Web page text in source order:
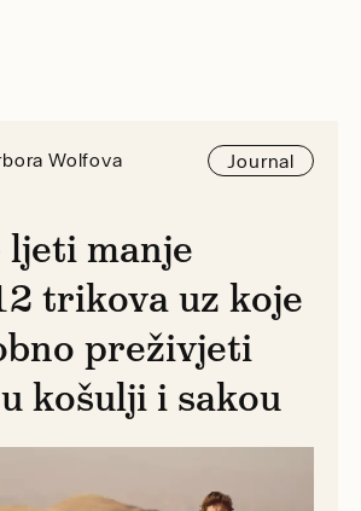
Wolfova Journal
ljeti manje
trikova uz koje
preživjeti
košulji i sakou